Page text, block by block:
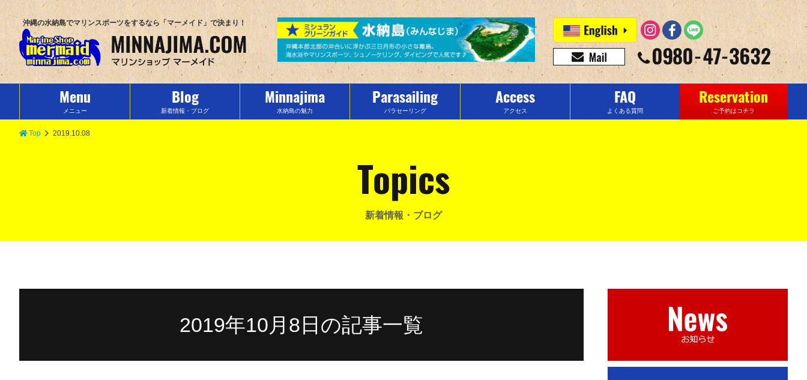
沖縄の水納島でマリンスポーツをするなら「マーメイド」で決まり！
Menu
メニュー
Blog
新着情報・ブログ
Minnajima
水納島の魅力
Parasailing
パラセーリング
Access
アクセス
FAQ
よくある質問
Reservation
ご予約はコチラ
Top 2019.10.08
Topics
新着情報・ブログ
2019年10月8日の記事一覧